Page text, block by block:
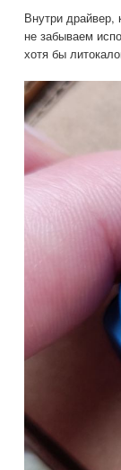
Внутри
не забываем
хотя бы